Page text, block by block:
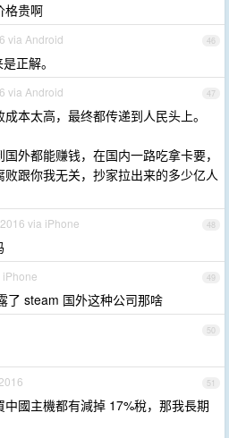
格贵啊
46
via Android
正解。
47
via Android
本太高，最终都传递到人民头上。
外都能赚钱，在国内一路吃拿卡要，
跟你我无关，抄家拉出来的多少亿人
48
via iPhone
49
了 steam 国外这种公司那啥
50
51
國主機都有減掉 17%稅，那我長期